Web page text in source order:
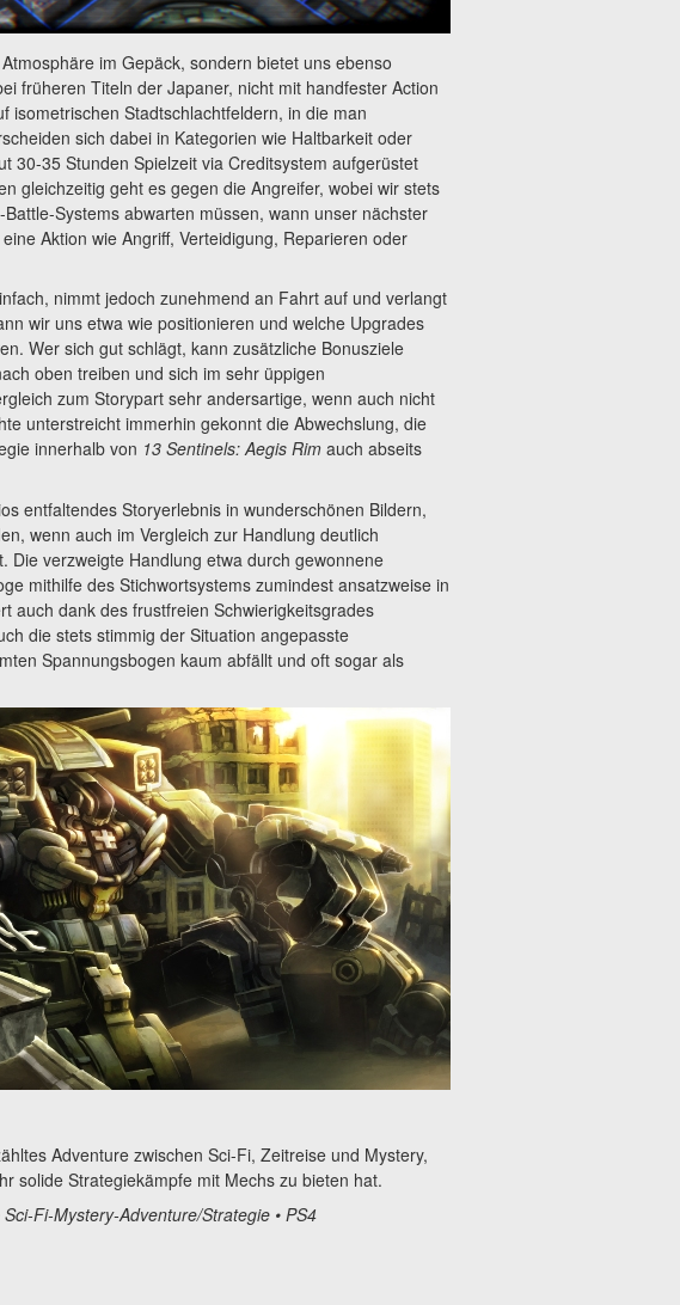
im Gepäck, sondern bietet uns ebenso
früheren Titeln der Japaner, nicht mit handfester Action
isometrischen Stadtschlachtfeldern, in die man
sich dabei in Kategorien wie Haltbarkeit oder
30-35 Stunden Spielzeit via Creditsystem aufgerüstet
gleichzeitig geht es gegen die Angreifer, wobei wir stets
Systems abwarten müssen, wann unser nächster
Aktion wie Angriff, Verteidigung, Reparieren oder
nimmt jedoch zunehmend an Fahrt auf und verlangt
wir uns etwa wie positionieren und welche Upgrades
Wer sich gut schlägt, kann zusätzliche Bonusziele
oben treiben und sich im sehr üppigen
zum Storypart sehr andersartige, wenn auch nicht
unterstreicht immerhin gekonnt die Abwechslung, die
innerhalb von 13 Sentinels: Aegis Rimauch abseits
entfaltendes Storyerlebnis in wunderschönen Bildern,
wenn auch im Vergleich zur Handlung deutlich
Die verzweigte Handlung etwa durch gewonnene
mithilfe des Stichwortsystems zumindest ansatzweise in
auch dank des frustfreien Schwierigkeitsgrades
die stets stimmig der Situation angepasste
Spannungsbogen kaum abfällt und oft sogar als
Adventure zwischen Sci-Fi, Zeitreise und Mystery,
solide Strategiekämpfe mit Mechs zu bieten hat.
Fi-Mystery-Adventure/Strategie • PS4